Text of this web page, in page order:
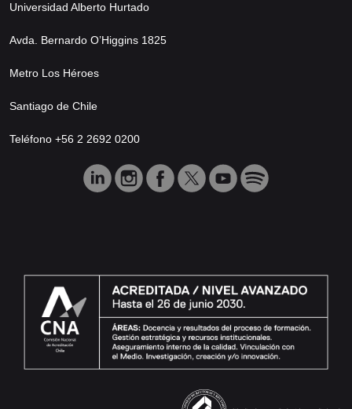
Universidad Alberto Hurtado
Avda. Bernardo O’Higgins 1825
Metro Los Héroes
Santiago de Chile
Teléfono +56 2 2692 0200